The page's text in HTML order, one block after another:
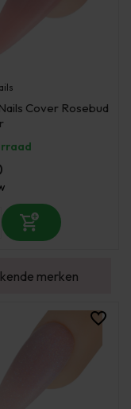
Cover Rosebud
merken